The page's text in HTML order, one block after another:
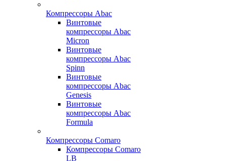
Компрессоры Abac
Винтовые
компрессоры Abac
Micron
Винтовые
компрессоры Abac
Spinn
Винтовые
компрессоры Abac
Genesis
Винтовые
компрессоры Abac
Formula
Компрессоры Comaro
Компрессоры Comaro
LB